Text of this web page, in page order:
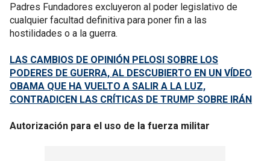
Padres Fundadores excluyeron al poder legislativo de
cualquier facultad definitiva para poner fin a las
hostilidades o a la guerra.
LAS CAMBIOS DE OPINIÓN PELOSI SOBRE LOS
PODERES DE GUERRA, AL DESCUBIERTO EN UN VÍDEO
OBAMA QUE HA VUELTO A SALIR A LA LUZ,
CONTRADICEN LAS CRÍTICAS DE TRUMP SOBRE IRÁN
Autorización para el uso de la fuerza militar